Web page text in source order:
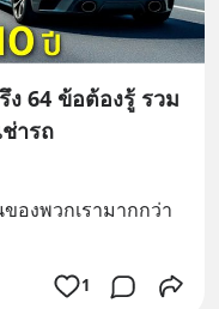
64 ข้อต้องรู้ รวม
ารถ
องพวกเรามากกว่า
1